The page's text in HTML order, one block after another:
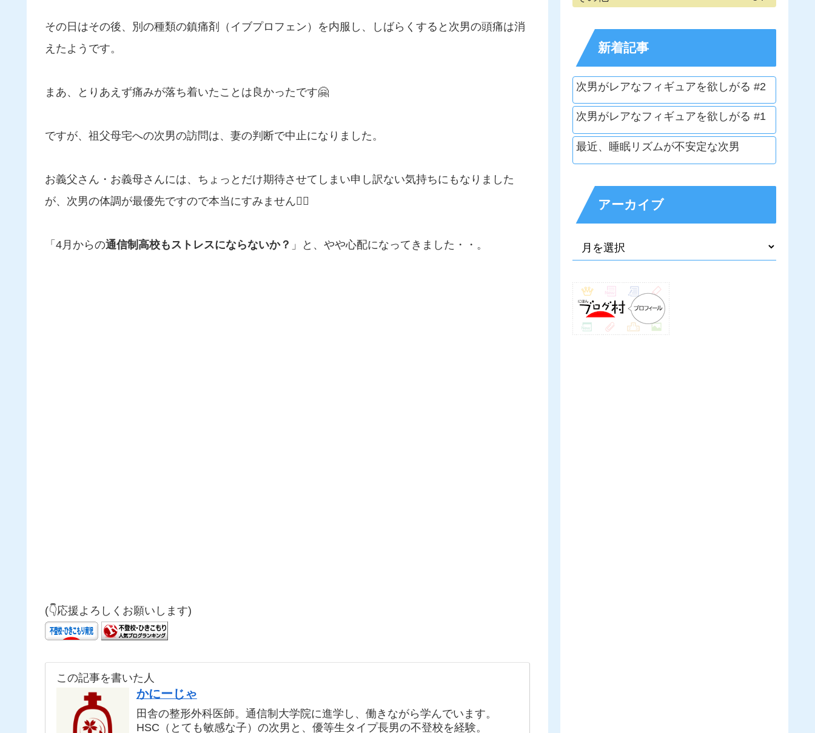
その日はその後、別の種類の鎮痛剤（イブプロフェン）を内服し、しばらくすると次男の頭痛は消
えたようです。
まあ、とりあえず痛みが落ち着いたことは良かったです🤗
ですが、祖父母宅への次男の訪問は、妻の判断で中止になりました。
お義父さん・お義母さんには、ちょっとだけ期待させてしまい申し訳ない気持ちにもなりました
が、次男の体調が最優先ですので本当にすみません🙇‍♂️
「4月からの通信制高校もストレスにならないか？ 」と、やや心配になってきました・・。
(👇応援よろしくお願いします)
この記事を書いた人
かにーじゃ
田舎の整形外科医師。通信制大学院に進学し、働きながら学んでいます。
HSC（とても敏感な子）の次男と、優等生タイプ長男の不登校を経験。
新着記事
次男がレアなフィギュアを欲しがる #2
次男がレアなフィギュアを欲しがる #1
最近、睡眠リズムが不安定な次男
アーカイブ